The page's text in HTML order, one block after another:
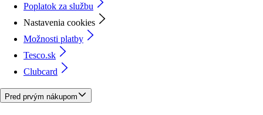
Poplatok za službu
Nastavenia cookies
Možnosti platby
Tesco.sk
Clubcard
Pred prvým nákupom